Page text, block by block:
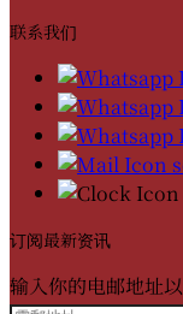
联系我们
订阅最新资讯
输入你的电邮地址